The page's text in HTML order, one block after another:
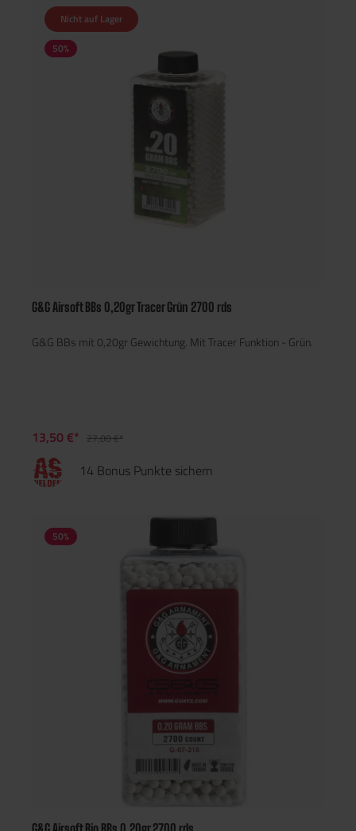
Nicht auf Lager
50%
G&G Airsoft BBs 0,20gr Tracer Grün 2700 rds
G&G BBs mit 0,20gr Gewichtung. Mit Tracer Funktion - Grün.
13,50 €* 27,00 €*
14 Bonus Punkte sichern
50%